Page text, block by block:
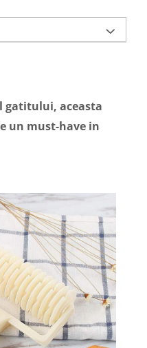
gatitului, aceasta
un must-have in